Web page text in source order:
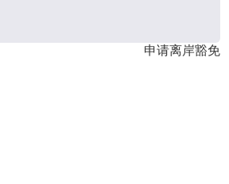
申请离岸豁免